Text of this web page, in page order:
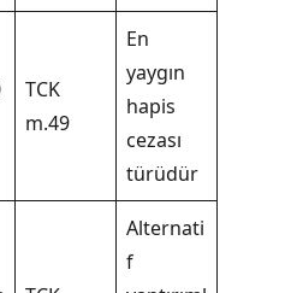
TCK
m.49
En
yaygın
hapis
cezası
türüdür
Alternati
f